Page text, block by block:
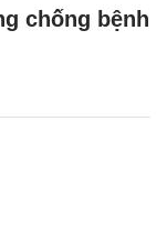
chống bệnh